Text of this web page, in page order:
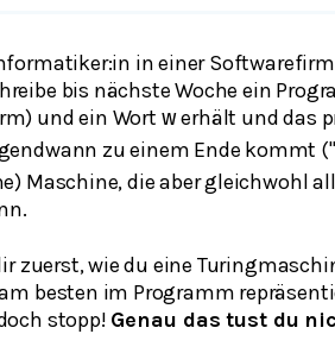
in einer
bis nächste Woche ein
und ein Wort werhält und das
zu einem Ende kommt
Maschine, die aber gleichwohl
zuerst, wie du eine
besten im Programm
stopp! Genau das tust du